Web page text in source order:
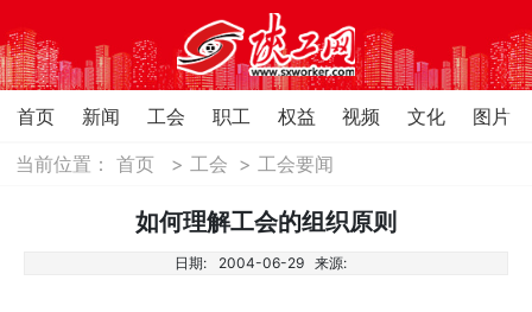
首页 新闻 工会 职工 权益 视频 文化
图片
当前位置：首页 > 工会 > 工会要闻
如何理解工会的组织原则
日期: 2004-06-29 来源: